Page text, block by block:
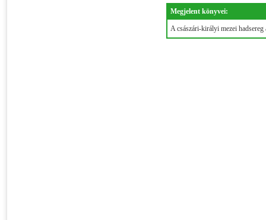
Megjelent könyvei:
A császári-királyi mezei